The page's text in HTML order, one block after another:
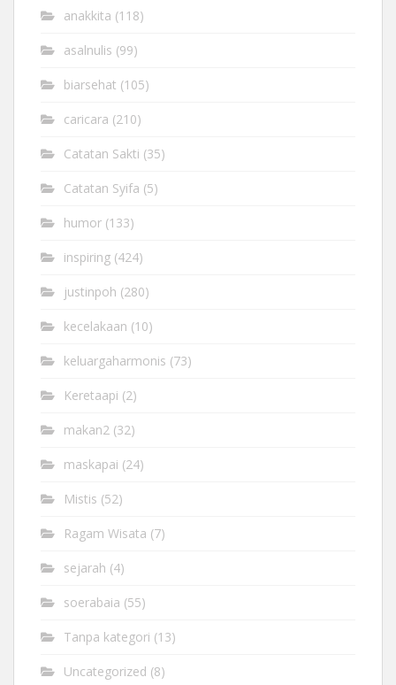
anakkita (118)
asalnulis (99)
biarsehat (105)
caricara (210)
Catatan Sakti (35)
Catatan Syifa (5)
humor (133)
inspiring (424)
justinpoh (280)
kecelakaan (10)
keluargaharmonis (73)
Keretaapi (2)
makan2 (32)
maskapai (24)
Mistis (52)
Ragam Wisata (7)
sejarah (4)
soerabaia (55)
Tanpa kategori (13)
Uncategorized (8)